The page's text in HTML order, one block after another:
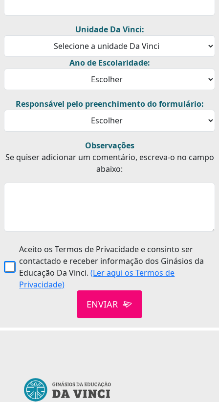
Unidade Da Vinci:
Ano de Escolaridade:
Responsável pelo preenchimento do formulário:
Observações
Se quiser adicionar um comentário, escreva-o no campo
abaixo:
Aceito os Termos de Privacidade e consinto ser
contactado e receber informação dos Ginásios da
Educação Da Vinci.(Ler aqui os Termos de
Privacidade)
ENVIAR